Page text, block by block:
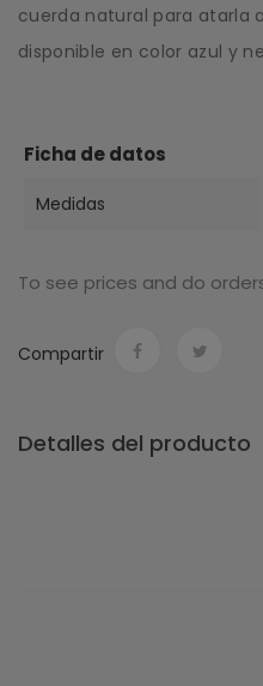
cuerda natural para atarla
disponible en color azul y
Ficha de datos
Medidas
To see prices and do
Compartir
Detalles del producto